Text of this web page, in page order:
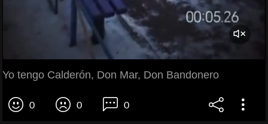
Yo tengo Calderón, Don Mar, Don Bandonero
0 0 0